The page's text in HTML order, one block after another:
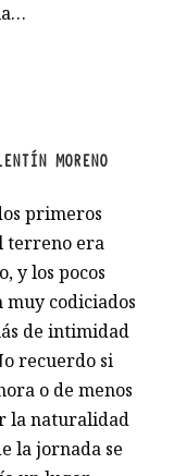
MORENO
primeros
terreno era
y los pocos
muy codiciados
de intimidad
recuerdo si
o de menos
la naturalidad
la jornada se